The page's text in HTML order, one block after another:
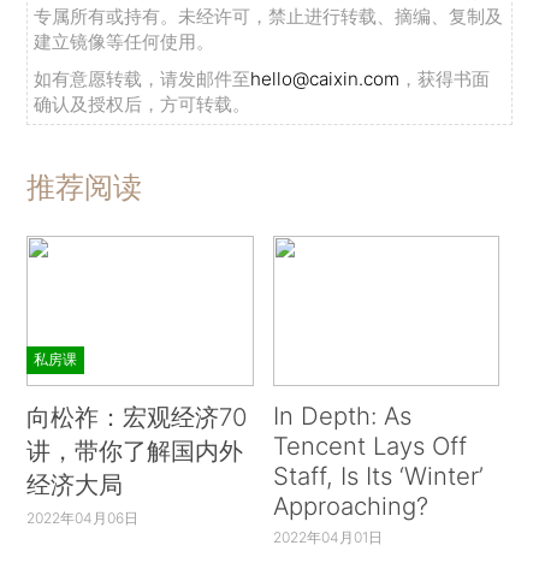
专属所有或持有。未经许可，禁止进行转载、摘编、复制及
建立镜像等任何使用。
如有意愿转载，请发邮件至hello@caixin.com ，获得书面
确认及授权后，方可转载。
推荐阅读
私房课
向松祚：宏观经济70
讲，带你了解国内外
经济大局
2022年04月06日
In Depth: As
Tencent Lays Off
Staff, Is Its ‘Winter’
Approaching?
2022年04月01日